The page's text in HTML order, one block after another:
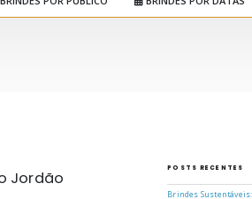
Jordão
POSTS RECENTES
Brindes